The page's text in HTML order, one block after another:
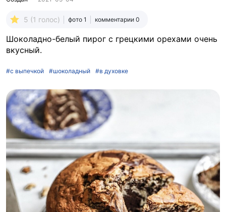
5 (1 голос) фото 1 комментарии 0
Шоколадно-белый пирог с грецкими орехами очень
вкусный.
#с выпечкой #шоколадный #в духовке